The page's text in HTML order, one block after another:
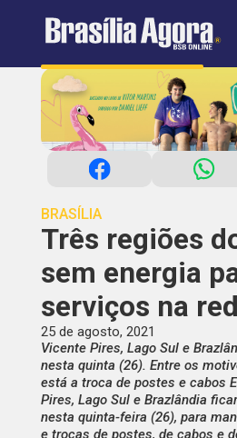
BRASÍLIA
Três regiões
sem energia
serviços na
25 de agosto, 2021
Vicente Pires, Lago Sul e
nesta quinta (26). Entre os
está a troca de postes e cabos
Pires, Lago Sul e Brazlândia
nesta quinta-feira (26), para
e trocas de postes, de cabos e